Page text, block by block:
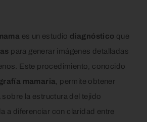
es un estudio diagnóstico que
para generar imágenes detalladas
Este procedimiento, conocido
mamaria, permite obtener
la estructura del tejido
a diferenciar con claridad entre